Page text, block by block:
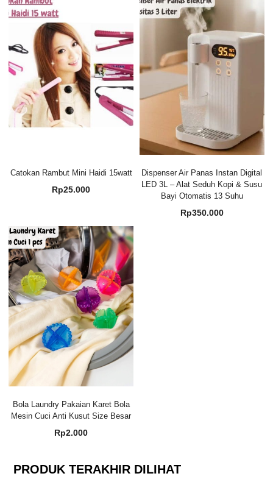
Catokan Rambut Mini Haidi 15watt
Rp25.000
Dispenser Air Panas Instan Digital
LED 3L – Alat Seduh Kopi & Susu
Bayi Otomatis 13 Suhu
Rp350.000
Bola Laundry Pakaian Karet Bola
Mesin Cuci Anti Kusut Size Besar
Rp2.000
PRODUK TERAKHIR DILIHAT